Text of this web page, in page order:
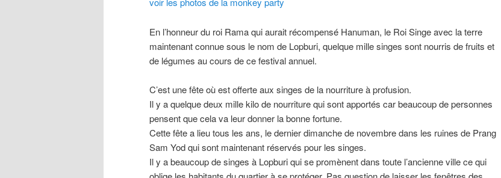
En l’honneur du roi Rama qui aurait récompensé Hanuman, le Roi Singe avec la terre
maintenant connue sous le nom de Lopburi, quelque mille singes sont nourris de fruits et
de légumes au cours de ce festival annuel.
C’est une fête où est offerte aux singes de la nourriture à profusion.
Il y a quelque deux mille kilo de nourriture qui sont apportés car beaucoup de personnes
pensent que cela va leur donner la bonne fortune.
Cette fête a lieu tous les ans, le dernier dimanche de novembre dans les ruines de Prang
Sam Yod qui sont maintenant réservés pour les singes.
Il y a beaucoup de singes à Lopburi qui se promènent dans toute l’ancienne ville ce qui